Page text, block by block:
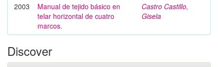
2003
Manual de tejido básico en
telar horizontal de cuatro
marcos.
Castro Castillo,
Gisela
Discover